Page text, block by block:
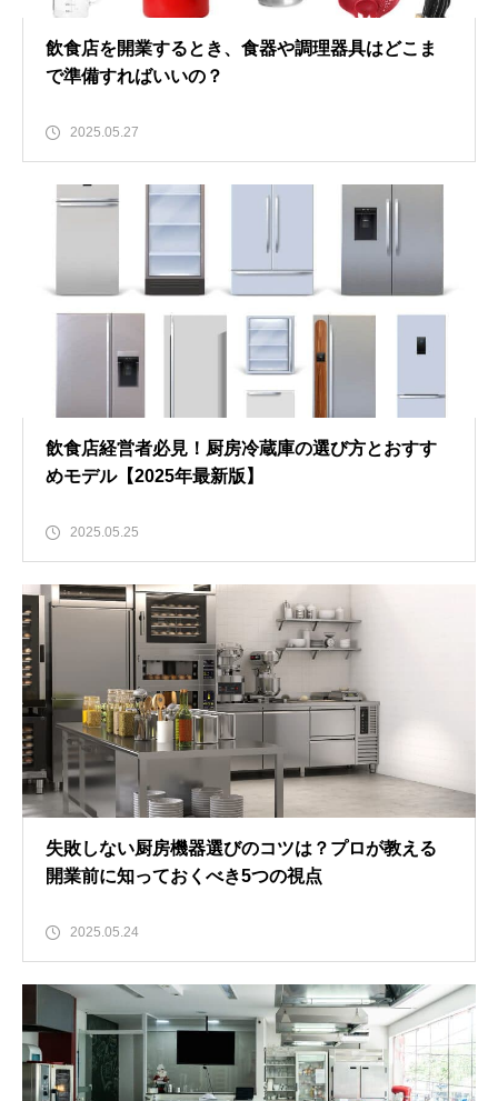
飲食店を開業するとき、食器や調理器具はどこま
で準備すればいいの？
2025.05.27
飲食店経営者必見！厨房冷蔵庫の選び方とおすす
めモデル【2025年最新版】
2025.05.25
失敗しない厨房機器選びのコツは？プロが教える
開業前に知っておくべき5つの視点
2025.05.24